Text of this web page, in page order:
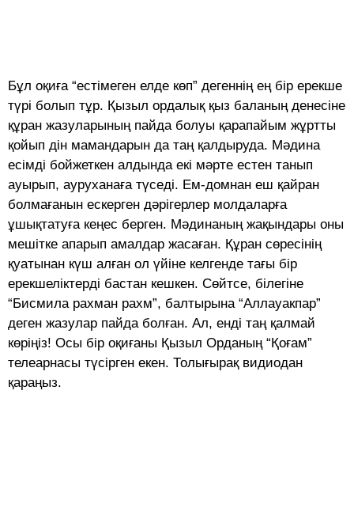
Бұл оқиға “естімеген елде көп” дегеннің ең бір ерекше
түрі болып тұр. Қызыл ордалық қыз баланың денесіне
құран жазуларының пайда болуы қарапайым жұртты
қойып дін мамандарын да таң қалдыруда. Мәдина
есімді бойжеткен алдында екі мәрте естен танып
ауырып, ауруханаға түседі. Ем-домнан еш қайран
болмағанын ескерген дәрігерлер молдаларға
ұшықтатуға кеңес берген. Мәдинаның жақындары оны
мешітке апарып амалдар жасаған. Құран сөресінің
қуатынан күш алған ол үйіне келгенде тағы бір
ерекшеліктерді бастан кешкен. Сөйтсе, білегіне
“Бисмила рахман рахм”, балтырына “Аллауакпар”
деген жазулар пайда болған. Ал, енді таң қалмай
көріңіз! Осы бір оқиғаны Қызыл Орданың “Қоғам”
телеарнасы түсірген екен. Толығырақ видиодан
қараңыз.